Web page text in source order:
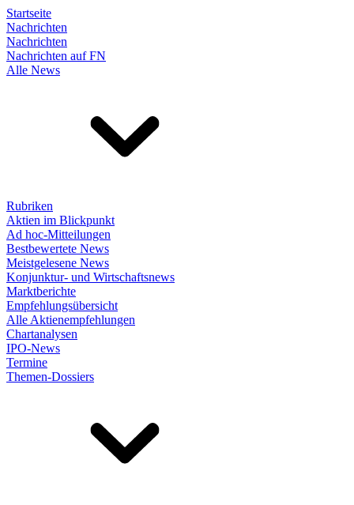
Startseite
Nachrichten
Nachrichten
Nachrichten auf FN
Alle News
Rubriken
Aktien im Blickpunkt
Ad hoc-Mitteilungen
Bestbewertete News
Meistgelesene News
Konjunktur- und Wirtschaftsnews
Marktberichte
Empfehlungsübersicht
Alle Aktienempfehlungen
Chartanalysen
IPO-News
Termine
Themen-Dossiers